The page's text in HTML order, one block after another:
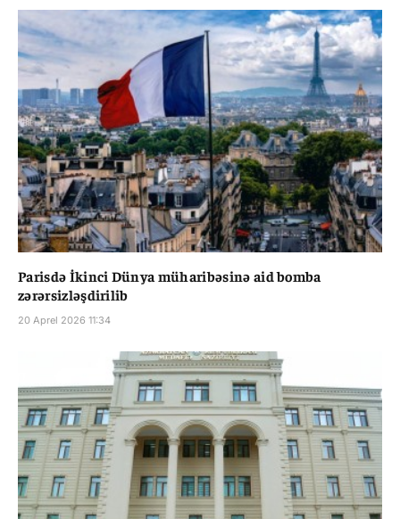
Parisdə İkinci Dünya müharibəsinə aid bomba
zərərsizləşdirilib
20 Aprel 2026 11:34